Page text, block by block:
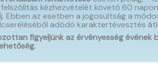
kézhezvételét követő 60
Ebben az esetben a jogosultság a
adódó karaktertévesztés
figyeljünk az érvényesség